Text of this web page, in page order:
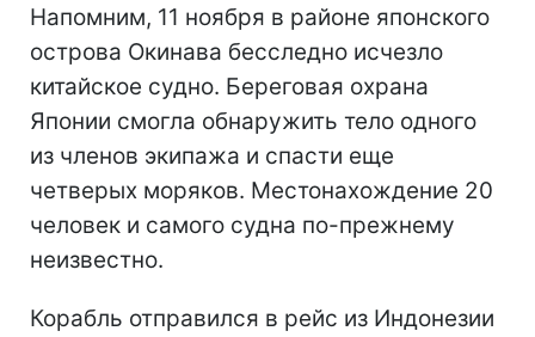
Напомним, 11 ноября в районе японского
острова Окинава бесследно исчезло
китайское судно. Береговая охрана
Японии смогла обнаружить тело одного
из членов экипажа и спасти еще
четверых моряков. Местонахождение 20
человек и самого судна по-прежнему
неизвестно.
Корабль отправился в рейс из Индонезии